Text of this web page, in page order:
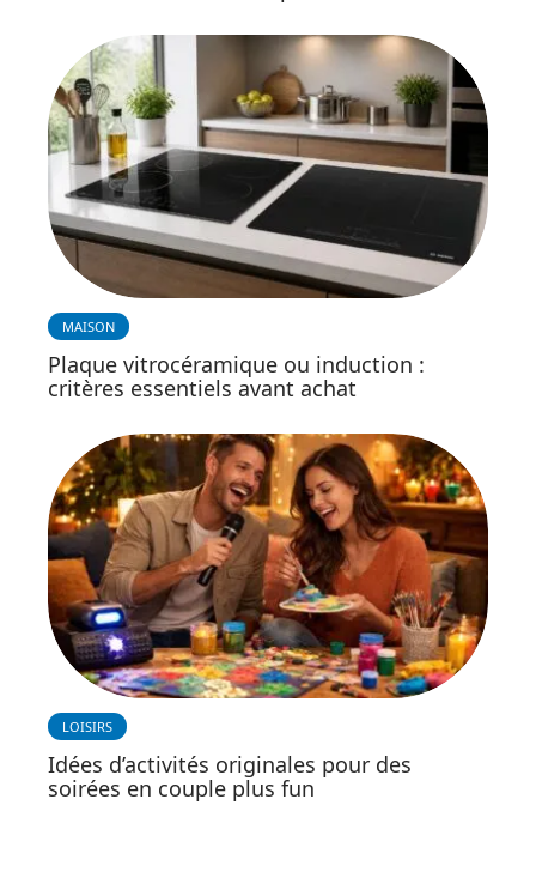
MAISON
Plaque vitrocéramique ou induction :
critères essentiels avant achat
LOISIRS
Idées d’activités originales pour des
soirées en couple plus fun